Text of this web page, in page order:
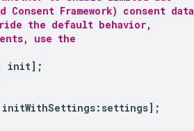
Framework) consent data
the default behavior,
use the
init];
initWithSettings: settings];